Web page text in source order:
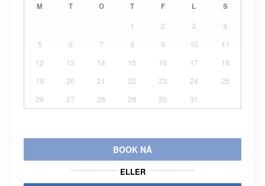
M T O T F L S
1 2 3
4
5
6 7 8 9 10
11
12
13 14 15 16 17
18
19
20 21 22 23 24
25
26
27 28 29 30 31
BOOK NÅ
ELLER